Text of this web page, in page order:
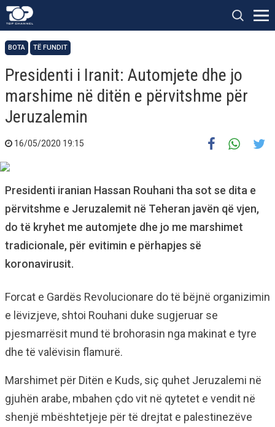
BOTA TË FUNDIT
Presidenti i Iranit: Automjete dhe jo
marshime në ditën e përvitshme për
Jeruzalemin
16/05/2020 19:15
Presidenti iranian Hassan Rouhani tha sot se dita e
përvitshme e Jeruzalemit në Teheran javën që vjen,
do të kryhet me automjete dhe jo me marshimet
tradicionale, për evitimin e përhapjes së
koronavirusit.
Forcat e Gardës Revolucionare do të bëjnë organizimin
e lëvizjeve, shtoi Rouhani duke sugjeruar se
pjesmarrësit mund të brohorasin nga makinat e tyre
dhe të valëvisin flamurë.
Marshimet për Ditën e Kuds, siç quhet Jeruzalemi në
gjuhën arabe, mbahen çdo vit në qytetet e vendit në
shenjë mbështetjeje për të drejtat e palestinezëve